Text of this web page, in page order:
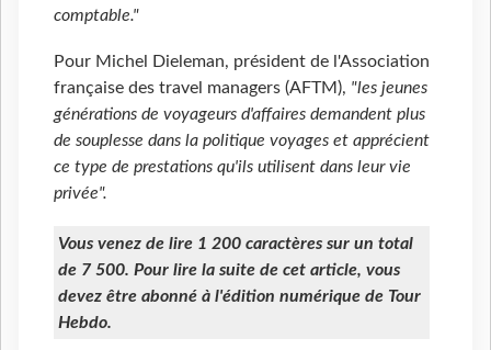
comptable."
Pour Michel Dieleman, président de l'Association
française des travel managers (AFTM), "les jeunes
générations de voyageurs d'affaires demandent plus
de souplesse dans la politique voyages et apprécient
ce type de prestations qu'ils utilisent dans leur vie
privée".
Vous venez de lire 1 200 caractères sur un total
de 7 500. Pour lire la suite de cet article, vous
devez être abonné à l'édition numérique de Tour
Hebdo.